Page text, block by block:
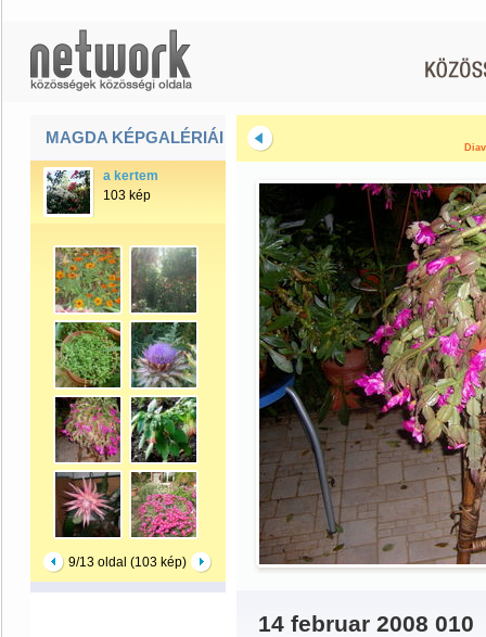
MAGDA KÉPGALÉRIÁI
a kertem
103 kép
9/13 oldal (103 kép)
14 februar 2008 010